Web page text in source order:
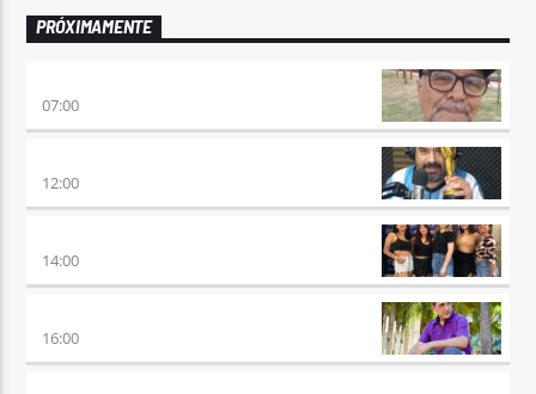
PRÓXIMAMENTE
07:00
12:00
14:00
16:00